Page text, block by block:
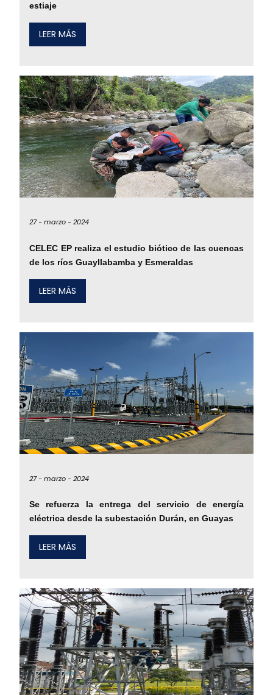
estiaje
LEER MÁS
27 -marzo -2024
CELEC EP realiza el estudio biótico de las cuencas
de los ríos Guayllabamba y Esmeraldas
LEER MÁS
27 -marzo -2024
Se refuerza la entrega del servicio de energía
eléctrica desde la subestación Durán, en Guayas
LEER MÁS